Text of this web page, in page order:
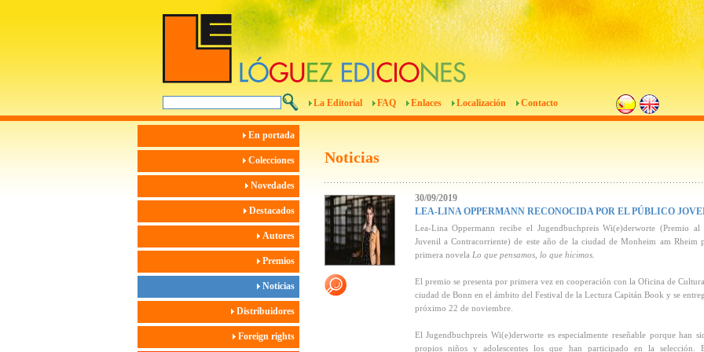
La Editorial FAQ Enlaces Localización Contacto
En portada
Colecciones
Novedades
Destacados
Autores
Premios
Noticias
Distribuidores
Foreign rights
Noticias
30/09/2019
LEA-LINA OPPERMANN RECONOCIDA POR EL PÚBLICO
Lea-Lina Oppermann recibe el Jugendbuchpreis Wi(e)derworte (Premio
Juvenil a Contracorriente) de este año de la ciudad de Monheim am Rheim
primera novela Lo que pensamos, lo que hicimos.
El premio se presenta por primera vez en cooperación con la Oficina de
ciudad de Bonn en el ámbito del Festival de la Lectura Capitán Book y se
próximo 22 de noviembre.
El Jugendbuchpreis Wi(e)derworte es especialmente reseñable porque han
propios niños y adolescentes los que han participado en la selección.